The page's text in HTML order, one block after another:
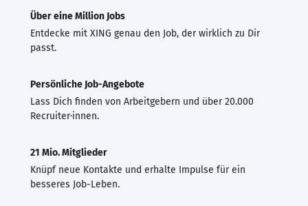
Über eine Million Jobs
Entdecke mit XING genau den Job, der wirklich zu Dir
passt.
Persönliche Job-Angebote
Lass Dich finden von Arbeitgebern und über 20.000
Recruiter·innen.
21 Mio. Mitglieder
Knüpf neue Kontakte und erhalte Impulse für ein
besseres Job-Leben.